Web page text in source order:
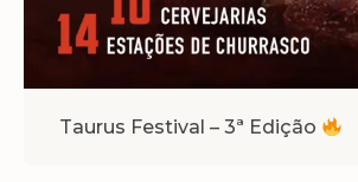
Taurus Festival – 3ª Edição